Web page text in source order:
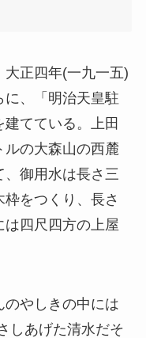
正四年(一九一五)
、「明治天皇駐
てている。上田
ルの大森山の西麓
、御用水は長さ三
をつくり、長さ
は四尺四方の上屋
やしきの中には
しあげた清水だそ